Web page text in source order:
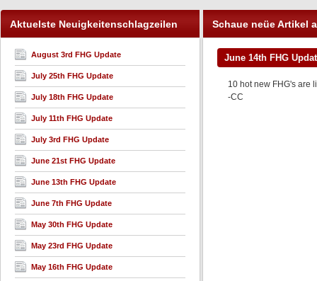
Aktuelste Neuigkeitenschlagzeilen
August 3rd FHG Update
July 25th FHG Update
July 18th FHG Update
July 11th FHG Update
July 3rd FHG Update
June 21st FHG Update
June 13th FHG Update
June 7th FHG Update
May 30th FHG Update
May 23rd FHG Update
May 16th FHG Update
Schaue neüe Artikel
June 14th FHG
10 hot new FHG's are
-CC